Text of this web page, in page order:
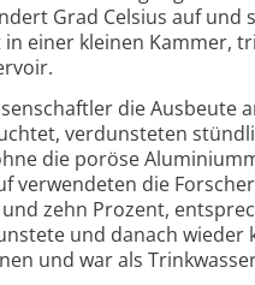
Grad Celsius auf
einer kleinen Kammer,
die Aus­beute
verduns­teten
die poröse
verwen­deten die
zehn Prozent,
und danach wieder
und war als